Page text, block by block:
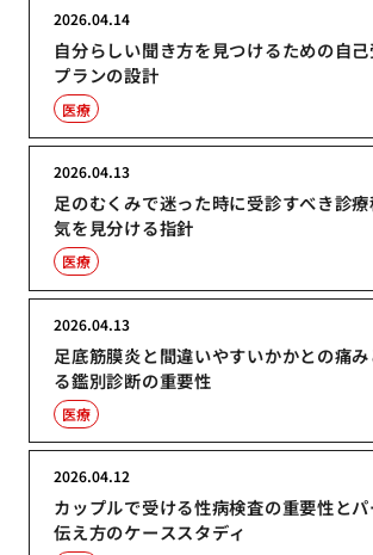
自分らしい聞き方を見つけるための自
プランの設計
2026.04.14
医療
足のむくみで迷った時に受診すべき診
気を見分ける指針
2026.04.13
医療
足底筋膜炎と間違いやすいかかとの痛
る鑑別診断の重要性
2026.04.13
医療
カップルで受ける性病検査の重要性と
伝え方のケーススタディ
2026.04.12